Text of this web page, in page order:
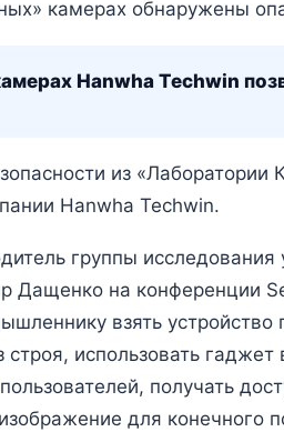
камерах обнаружены
Hanwha Techwin
из
Hanwha Techwin.
группы
Дащенко на конференции
взять
строя, использовать
получать
для конечного